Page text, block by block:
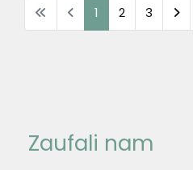
Zaufali nam
1 2 3